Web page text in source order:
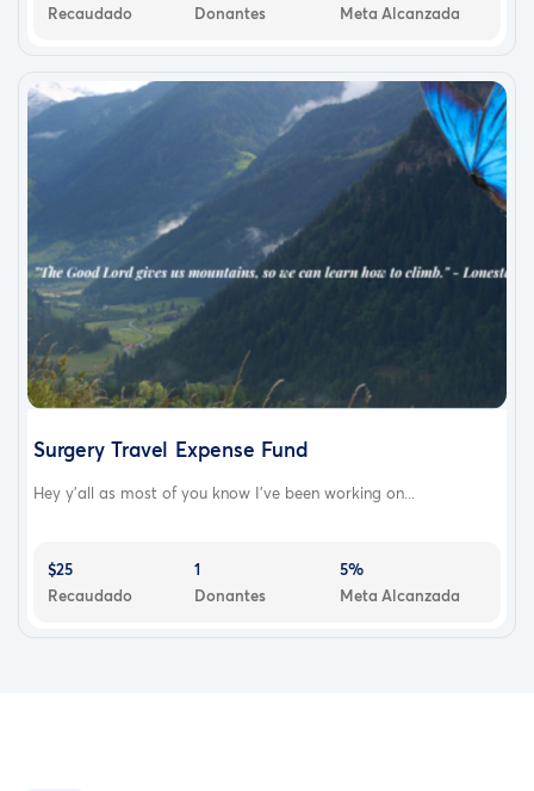
Recaudado
Donantes
Meta Alcanzada
Surgery Travel Expense Fund
Hey y’all as most of you know I’ve been working on...
$25
Recaudado
1
Donantes
5%
Meta Alcanzada